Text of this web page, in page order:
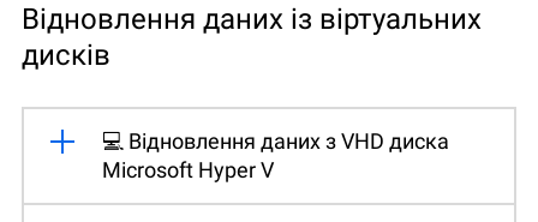
Відновлення даних із віртуальних
дисків
💻 Відновлення даних з VHD диска
Microsoft Hyper V